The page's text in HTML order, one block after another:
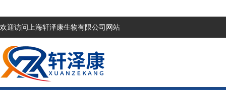
欢迎访问上海轩泽康生物有限公司网站